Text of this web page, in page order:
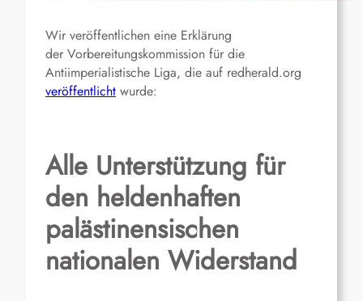
Wir veröffentlichen eine Erklärung
der Vorbereitungskommission für die
Antiimperialistische Liga, die auf redherald.org
veröffentlicht wurde:
Alle Unterstützung für
den heldenhaften
palästinensischen
nationalen Widerstand